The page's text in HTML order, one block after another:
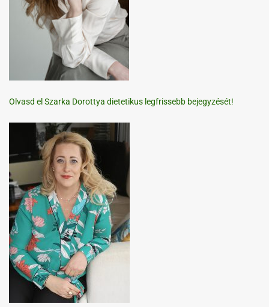
Olvasd el Szarka Dorottya dietetikus legfrissebb bejegyzését!